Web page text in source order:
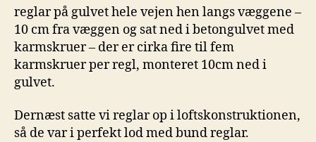
reglar på gulvet hele vejen hen langs væggene –
10 cm fra væggen og sat ned i betongulvet med
karmskruer – der er cirka fire til fem
karmskruer per regl, monteret 10cm ned i
gulvet.
Dernæst satte vi reglar op i loftskonstruktionen,
så de var i perfekt lod med bund reglar.